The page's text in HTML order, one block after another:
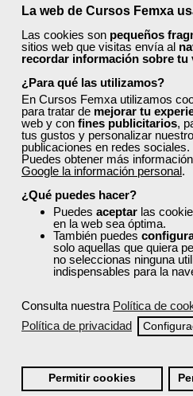
La web de Cursos Femxa
Las cookies son pequeños
sitios web que visitas envía al
recordar información sobre tu
¿Para qué las utilizamos?
En Cursos Femxa utilizamos
para tratar de mejorar tu
web y con fines publicitarios,
tus gustos y personalizar
publicaciones en redes sociales.
Puedes obtener más
Google la información personal.
¿Qué puedes hacer?
Puedes aceptar las
en la web sea óptima.
También puedes
solo aquellas que quiera
no seleccionas ninguna
indispensables para la
Consulta nuestra Política de
Política de privacidad
Permitir cookies
Si
No, completaré mi perfil
Newsletter
Si, quiero recibir información
exclusivas y recursos para el
Términos y condiciones
He leído y acepto la Política
Registrarse
Quiénes Somos:
Especialistas en consultoría y
Nuestro objetivo diario es, única y
conseguir tus metas